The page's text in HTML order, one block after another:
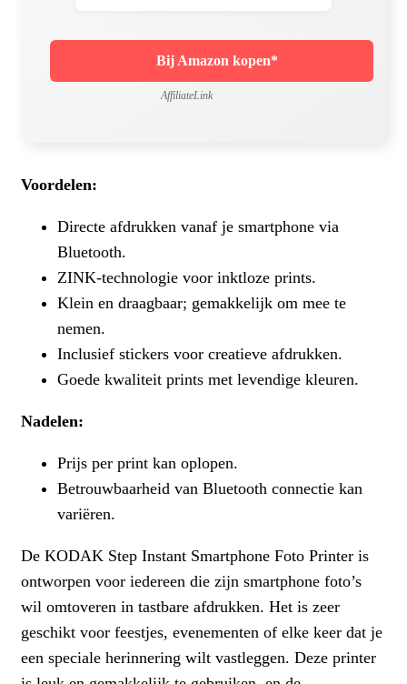
Bij Amazon kopen*
AffiliateLink
Voordelen:
Directe afdrukken vanaf je smartphone via
Bluetooth.
ZINK-technologie voor inktloze prints.
Klein en draagbaar; gemakkelijk om mee te
nemen.
Inclusief stickers voor creatieve afdrukken.
Goede kwaliteit prints met levendige kleuren.
Nadelen:
Prijs per print kan oplopen.
Betrouwbaarheid van Bluetooth connectie kan
variëren.
De KODAK Step Instant Smartphone Foto Printer is
ontworpen voor iedereen die zijn smartphone foto’s
wil omtoveren in tastbare afdrukken. Het is zeer
geschikt voor feestjes, evenementen of elke keer dat je
een speciale herinnering wilt vastleggen. Deze printer